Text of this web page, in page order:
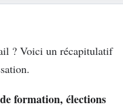
? Voici un récapitulatif
formation, élections